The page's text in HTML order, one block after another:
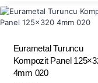
Eurametal Turuncu
Kompozit Panel
4mm 020